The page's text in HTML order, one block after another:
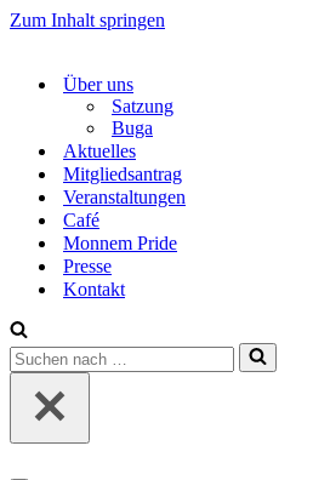
Zum Inhalt springen
Über uns
Satzung
Buga
Aktuelles
Mitgliedsantrag
Veranstaltungen
Café
Monnem Pride
Presse
Kontakt
Suchen
nach …